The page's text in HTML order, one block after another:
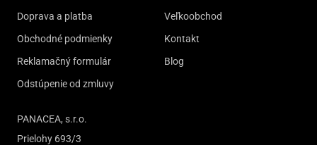
Doprava a platba
Obchodné podmienky
Reklamačný formulár
Odstúpenie od zmluvy
Veľkoobchod
Kontakt
Blog
PANACEA, s.r.o.
Prielohy 693/3